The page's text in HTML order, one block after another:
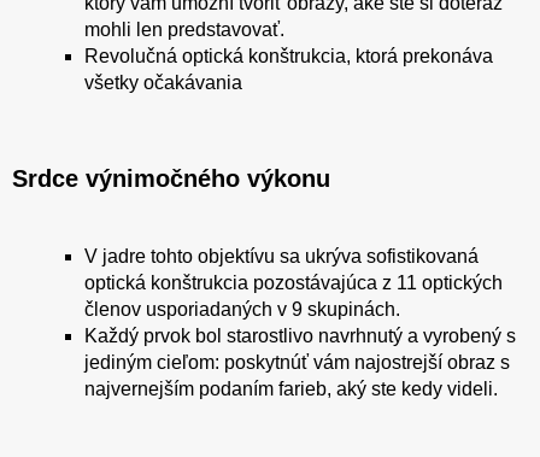
mohli len predstavovať.
Revolučná optická konštrukcia, ktorá prekonáva
všetky očakávania
Srdce výnimočného výkonu
V jadre tohto objektívu sa ukrýva sofistikovaná
optická konštrukcia pozostávajúca z 11 optických
členov usporiadaných v 9 skupinách.
Každý prvok bol starostlivo navrhnutý a vyrobený s
jediným cieľom: poskytnúť vám najostrejší obraz s
najvernejším podaním farieb, aký ste kedy videli.